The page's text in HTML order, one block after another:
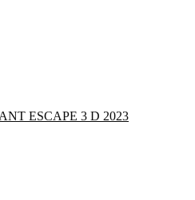
ESCAPE 3 D 2023